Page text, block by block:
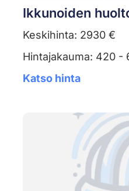
Ikkunoiden
Keskihinta: 2930 €
Hintajakauma: 420 -
Katso hinta